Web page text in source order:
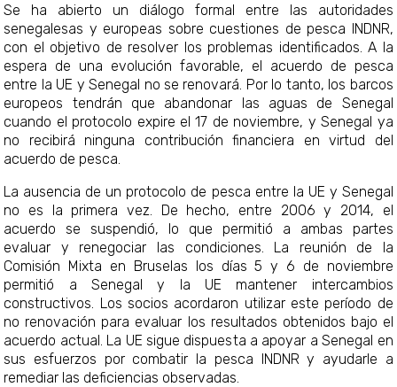
Se ha abierto un diálogo formal entre las autoridades
senegalesas y europeas sobre cuestiones de pesca INDNR,
con el objetivo de resolver los problemas identificados. A la
espera de una evolución favorable, el acuerdo de pesca
entre la UE y Senegal no se renovará. Por lo tanto, los barcos
europeos tendrán que abandonar las aguas de Senegal
cuando el protocolo expire el 17 de noviembre, y Senegal ya
no recibirá ninguna contribución financiera en virtud del
acuerdo de pesca.
La ausencia de un protocolo de pesca entre la UE y Senegal
no es la primera vez. De hecho, entre 2006 y 2014, el
acuerdo se suspendió, lo que permitió a ambas partes
evaluar y renegociar las condiciones. La reunión de la
Comisión Mixta en Bruselas los días 5 y 6 de noviembre
permitió a Senegal y la UE mantener intercambios
constructivos. Los socios acordaron utilizar este período de
no renovación para evaluar los resultados obtenidos bajo el
acuerdo actual. La UE sigue dispuesta a apoyar a Senegal en
sus esfuerzos por combatir la pesca INDNR y ayudarle a
remediar las deficiencias observadas.